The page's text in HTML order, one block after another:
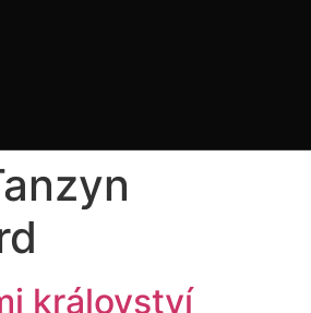
království